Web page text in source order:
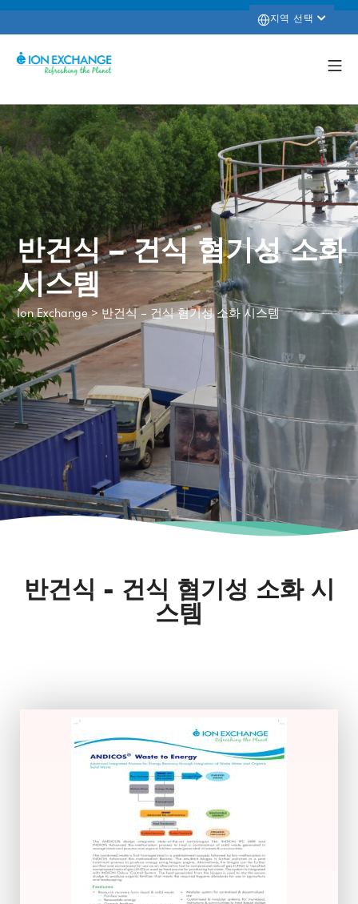
지역 선택
반건식 – 건식 혐기성 소화
시스템
Ion Exchange>반건식 – 건식 혐기성 소화 시스템
반건식 - 건식 혐기성 소화 시
스템